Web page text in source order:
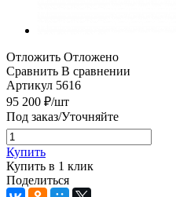
Отложить Отложено
Сравнить В сравнении
Артикул 5616
95 200 ₽/шт
Под заказ/Уточняйте
Купить
Купить в 1 клик
Поделиться